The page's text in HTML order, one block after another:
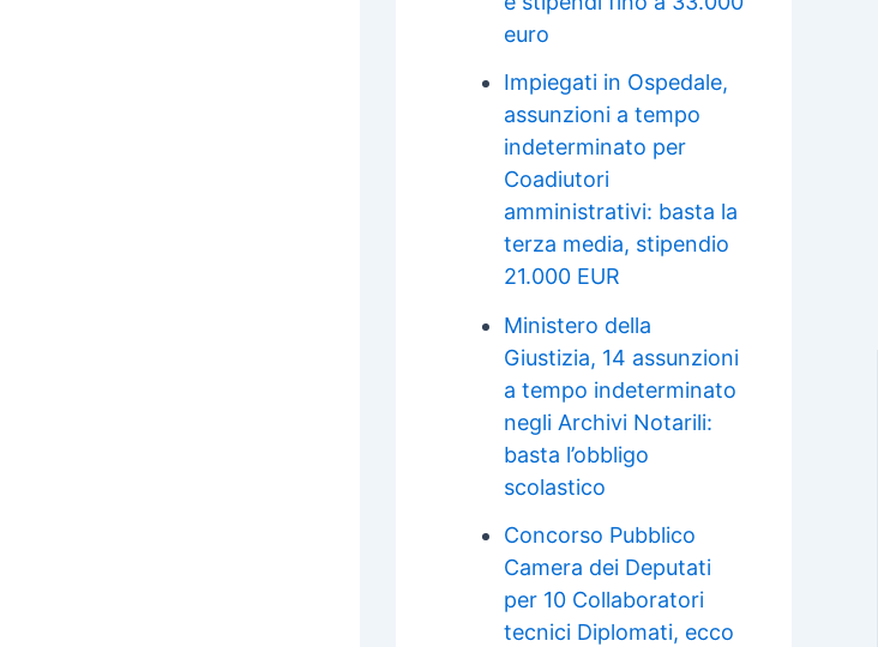
euro
Impiegati in Ospedale,
assunzioni a tempo
indeterminato per
Coadiutori
amministrativi: basta la
terza media, stipendio
21.000 EUR
Ministero della
Giustizia, 14 assunzioni
a tempo indeterminato
negli Archivi Notarili:
basta l’obbligo
scolastico
Concorso Pubblico
Camera dei Deputati
per 10 Collaboratori
tecnici Diplomati, ecco